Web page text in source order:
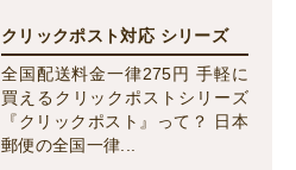
クリックポスト対応 シリーズ
全国配送料金一律275円 手軽に
買えるクリックポストシリーズ
『クリックポスト』って？ 日本
郵便の全国一律...